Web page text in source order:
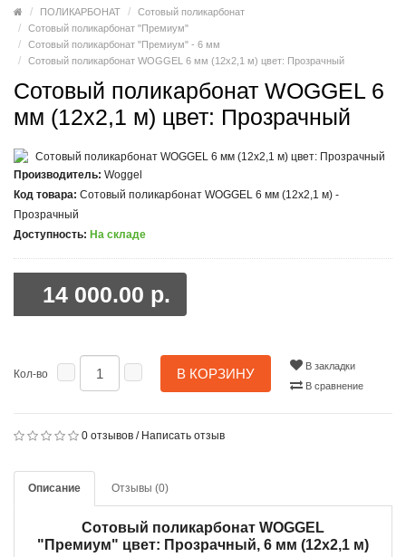
ПОЛИКАРБОНАТ
Сотовый поликарбонат
Сотовый поликарбонат "Премиум"
Сотовый поликарбонат "Премиум" - 6 мм
Сотовый поликарбонат WOGGEL 6 мм (12x2,1 м) цвет: Прозрачный
Сотовый поликарбонат WOGGEL 6
мм (12x2,1 м) цвет: Прозрачный
Производитель: Woggel
Код товара: Сотовый поликарбонат WOGGEL 6 мм (12x2,1 м) -
Прозрачный
Доступность: На складе
14 000.00 р.
Кол-во В КОРЗИНУ
В закладки
В сравнение
0 отзывов / Написать отзыв
Описание Отзывы (0)
Сотовый поликарбонат WOGGEL
"Премиум" цвет: Прозрачный, 6 мм (12x2,1 м)